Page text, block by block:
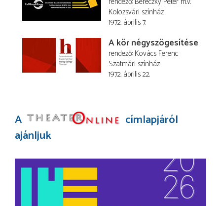
Kolozsvári színház
1972. április 7.
A kör négyszögesítése
rendező Kovács Ferenc
Szatmári színház
1972. április 22.
A
címlapjáról
ajánljuk